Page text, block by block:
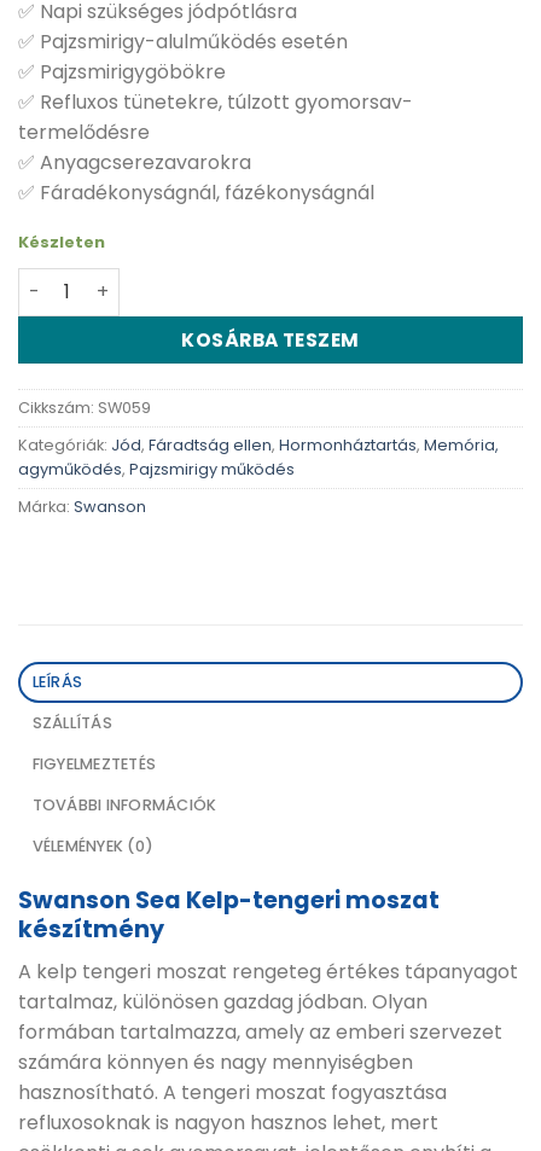
✅ Napi szükséges jódpótlásra
✅ Pajzsmirigy-alulműködés esetén
✅ Pajzsmirigygöbökre
✅ Refluxos tünetekre, túlzott gyomorsav-
termelődésre
✅ Anyagcserezavarokra
✅ Fáradékonyságnál, fázékonyságnál
Készleten
Swanson Kelp (jód) - 250 db kapszula mennyiség
KOSÁRBA TESZEM
Cikkszám: SW059
Kategóriák: Jód, Fáradtság ellen, Hormonháztartás, Memória,
agyműködés, Pajzsmirigy működés
Márka: Swanson
LEÍRÁS
SZÁLLÍTÁS
FIGYELMEZTETÉS
TOVÁBBI INFORMÁCIÓK
VÉLEMÉNYEK (0)
Swanson Sea Kelp-tengeri moszat
készítmény
A kelp tengeri moszat rengeteg értékes tápanyagot
tartalmaz, különösen gazdag jódban. Olyan
formában tartalmazza, amely az emberi szervezet
számára könnyen és nagy mennyiségben
hasznosítható. A tengeri moszat fogyasztása
refluxosoknak is nagyon hasznos lehet, mert